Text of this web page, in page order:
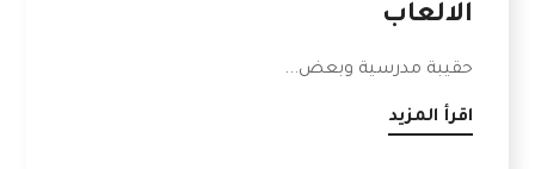
الالعاب
حقيبة مدرسية وبعض...
اقرأ المزيد